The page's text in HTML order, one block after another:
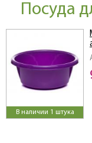
Посуда
В наличии 1 штука